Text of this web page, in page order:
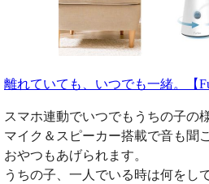
離れていても、いつでも一緒。【
スマホ連動でいつでもうちの子の
マイク＆スピーカー搭載で音も聞
おやつもあげられます。
うちの子、一人でいる時は何をし